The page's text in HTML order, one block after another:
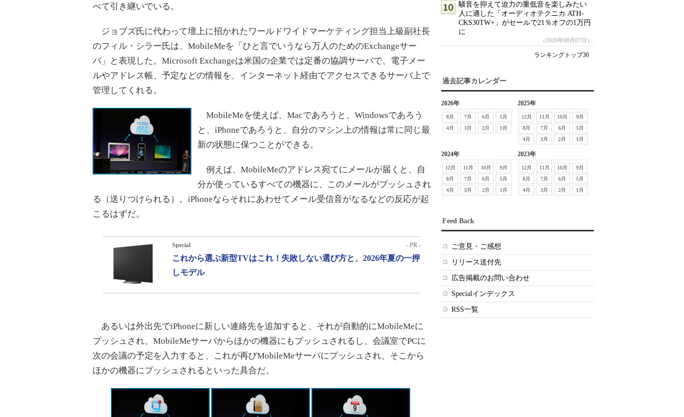
べて引き継いでいる。
ジョブズ氏に代わって壇上に招かれたワールドワイドマーケティング担当上級副社長
のフィル・シラー氏は、MobileMeを「ひと言でいうなら万人のためのExchangeサー
バ」と表現した。Microsoft Exchangeは米国の企業では定番の協調サーバで、電子メー
ルやアドレス帳、予定などの情報を、インターネット経由でアクセスできるサーバ上で
管理してくれる。
MobileMeを使えば、Macであろうと、Windowsであろう
と、iPhoneであろうと、自分のマシン上の情報は常に同じ最
新の状態に保つことができる。
例えば、MobileMeのアドレス宛てにメールが届くと、自
分が使っているすべての機器に、このメールがプッシュされ
る（送りつけられる）。iPhoneならそれにあわせてメール受信音がなるなどの反応が起
こるはずだ。
Special - PR -
これから選ぶ新型TVはこれ！失敗しない選び方と、2026年夏の一押
しモデル
あるいは外出先でiPhoneに新しい連絡先を追加すると、それが自動的にMobileMeに
プッシュされ、MobileMeサーバからほかの機器にもプッシュされるし、会議室でPCに
次の会議の予定を入力すると、これが再びMobileMeサーバにプッシュされ、そこから
ほかの機器にプッシュされるといった具合だ。
騒音を抑えて迫力の重低音を楽しみたい
人に適した「オーディオテクニカ ATH-
CKS30TW+」がセールで21％オフの1万円
に
（2026年08月07日）
ランキングトップ30
過去記事カレンダー
2026年
8月 7月 6月
5月
4月
3月 2月 1月
2025年
12月 11月 10月
9月
8月
7月 6月
5月
4月
3月 2月 1月
2024年
12月 11月 10月
9月
8月
7月 6月
5月
4月
3月 2月 1月
2023年
12月 11月 10月
9月
8月
7月 6月
5月
4月
3月 2月 1月
Feed Back
ご意見・ご感想
リリース送付先
広告掲載のお問い合わせ
Specialインデックス
RSS一覧